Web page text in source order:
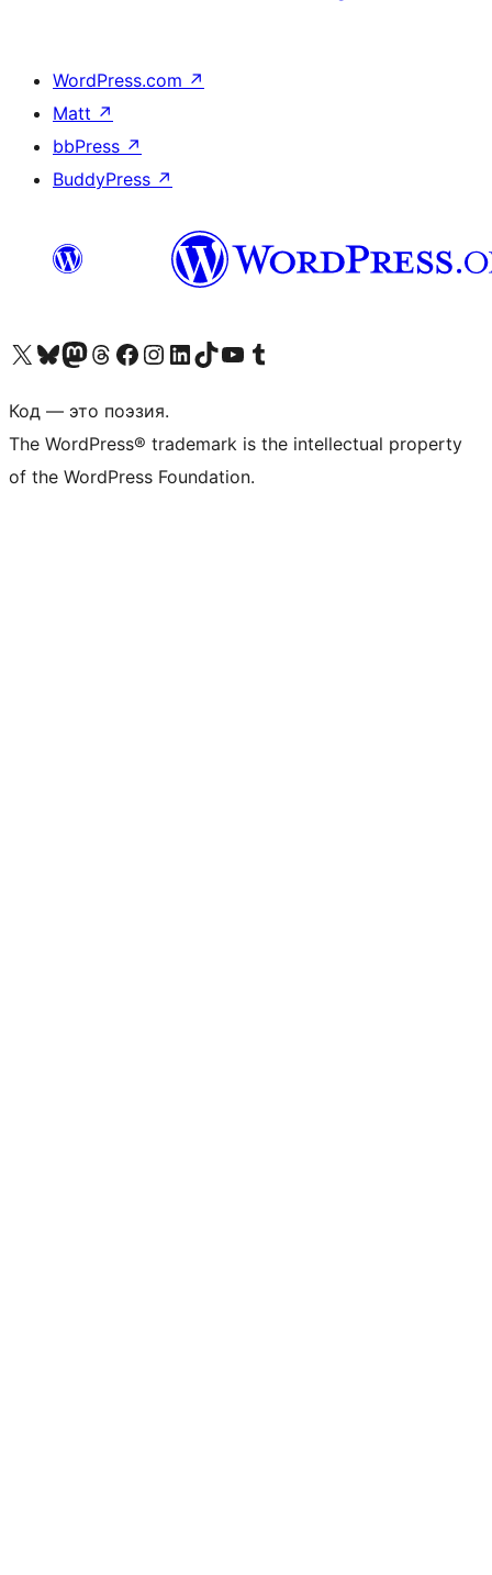
WordPress.com ↗
Matt ↗
bbPress ↗
BuddyPress ↗
Посетите нас в X (ранее Twitter)
Посетите нашу учётную запись в Bluesky
Посетите нашу ленту в Mastodon
Посетите нашу учётную запись в Threads
Посетите нашу страницу на Facebook
Посетите наш Instagram
Посетите нашу страницу в LinkedIn
Посетите нашу учётную запись в TikTok
Посетите наш канал YouTube
Посетите нашу учётную запись в Tumblr
Код — это поэзия.
The WordPress® trademark is the intellectual property
of the WordPress Foundation.